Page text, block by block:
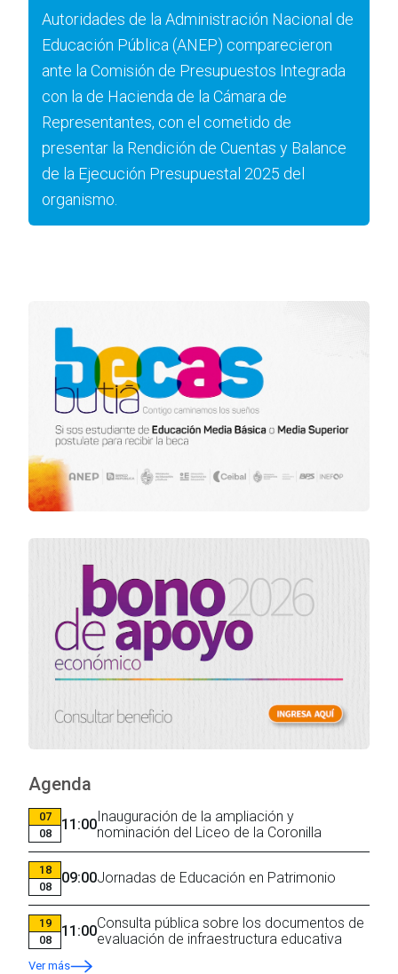
Autoridades de la Administración Nacional de
Educación Pública (ANEP) comparecieron
ante la Comisión de Presupuestos Integrada
con la de Hacienda de la Cámara de
Representantes, con el cometido de
presentar la Rendición de Cuentas y Balance
de la Ejecución Presupuestal 2025 del
organismo.
Agenda
07
08
11:00 Inauguración de la ampliación y
nominación del Liceo de la Coronilla
18
08
09:00Jornadas de Educación en Patrimonio
19
08
11:00Consulta pública sobre los documentos de
evaluación de infraestructura educativa
Ver más